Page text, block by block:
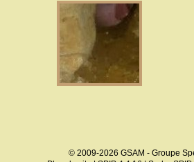
© 2009-2026 GSAM - Groupe